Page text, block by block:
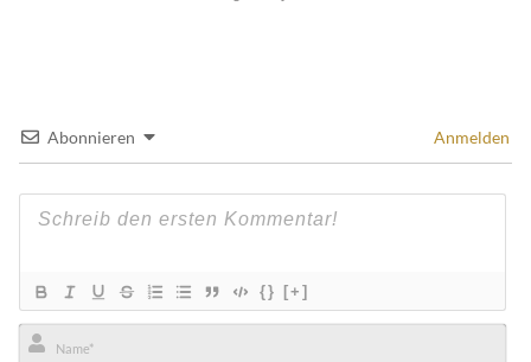
Abonnieren Anmelden
{} [+]